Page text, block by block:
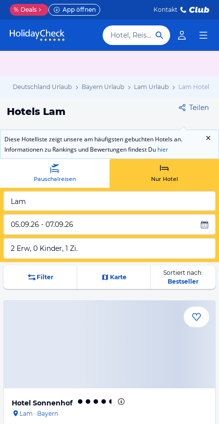
% Deals App öffnen Kontakt
Hotel, Reiseziel
Deutschland Urlaub Bayern Urlaub Lam Urlaub Lam Hotels
Hotels Lam Teilen
Diese Hotelliste zeigt unsere am häufigsten gebuchten Hotels an.
Informationen zu Rankings und Bewertungen findest Du hier
Pauschalreisen Nur Hotel
Lam
05.09.26 - 07.09.26
2 Erw, 0 Kinder, 1 Zi.
Filter Karte
Sortiert nach:
Bestseller
Hotel Sonnenhof
Lam · Bayern